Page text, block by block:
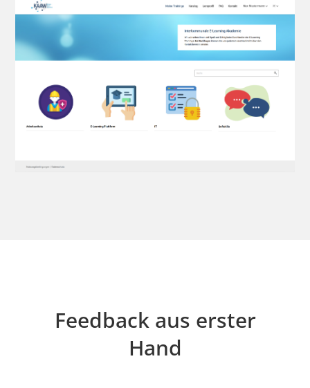
Feedback aus erster
Hand